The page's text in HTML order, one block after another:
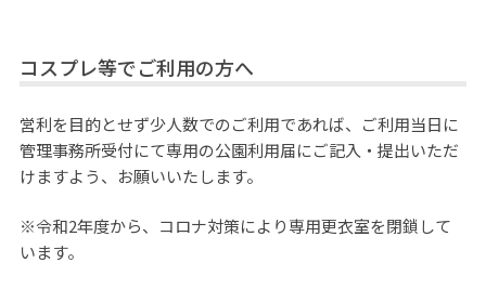
コスプレ等でご利用の方へ
営利を目的とせず少人数でのご利用であれば、ご利用当日に
管理事務所受付にて専用の公園利用届にご記入・提出いただ
けますよう、お願いいたします。
※令和2年度から、コロナ対策により専用更衣室を閉鎖して
います。